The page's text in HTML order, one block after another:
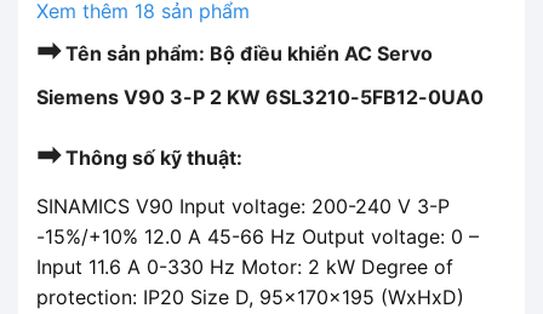
Xem thêm 18 sản phẩm
➡Tên sản phẩm: Bộ điều khiển AC Servo
Siemens V90 3-P 2 KW 6SL3210-5FB12-0UA0
➡Thông số kỹ thuật:
SINAMICS V90 Input voltage: 200-240 V 3-P
-15%/+10% 12.0 A 45-66 Hz Output voltage: 0 –
Input 11.6 A 0-330 Hz Motor: 2 kW Degree of
protection: IP20 Size D, 95x170x195 (WxHxD)